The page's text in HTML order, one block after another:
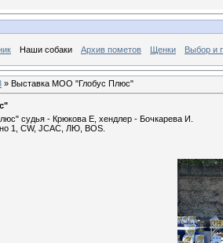
Наши собаки Архив пометов Щенки Выбор и
» Выставка МОО "Глобус Плюс"
судья - Крюкова Е, хендлер - Бочкарева И.
1, CW, JCAC, ЛЮ, BOS.